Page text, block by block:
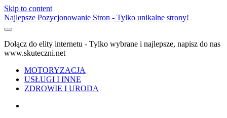
Skip to content
Najlepsze Pozycjonowanie Stron - Tylko unikalne strony!
Dołącz do elity internetu - Tylko wybrane i najlepsze, napisz do nas
www.skuteczni.net
MOTORYZACJA
USŁUGI I INNE
ZDROWIE I URODA